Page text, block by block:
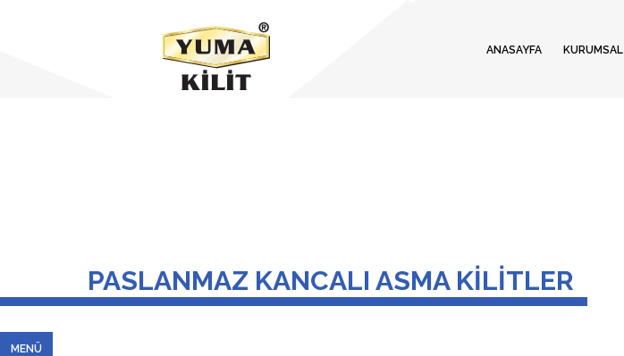
ANASAYFA KURUMSAL
MENÜ
PASLANMAZ KANCALI ASMA KİLİTLER